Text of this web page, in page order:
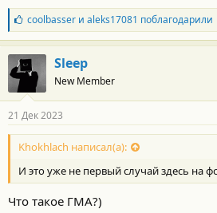
Б
л
а
г
о
а
н
о
с
и
:
coolbasserи aleks17081 поблагодарили
Sleep
New Member
21 Дек 2023
Khokhlach написал(а):
И это уже не первый случай здесь на
Что такое ГМА?)